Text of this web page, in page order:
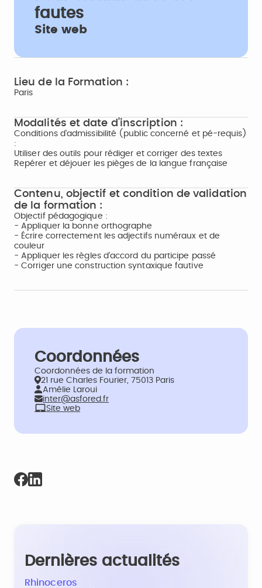
fautes
Site web
Lieu de la Formation :
Paris
Modalités et date d'inscription :
Conditions d'admissibilité (public concerné et pé-requis)
:
Utiliser des outils pour rédiger et corriger des textes
Repérer et déjouer les pièges de la langue française
Contenu, objectif et condition de validation
de la formation :
Objectif pédagogique :
- Appliquer la bonne orthographe
- Écrire correctement les adjectifs numéraux et de
couleur
- Appliquer les règles d'accord du participe passé
- Corriger une construction syntaxique fautive
Coordonnées
Coordonnées de la formation
21 rue Charles Fourier, 75013 Paris
Amélie Laroui
inter@asfored.fr
Site web
Dernières actualités
Rhinoceros